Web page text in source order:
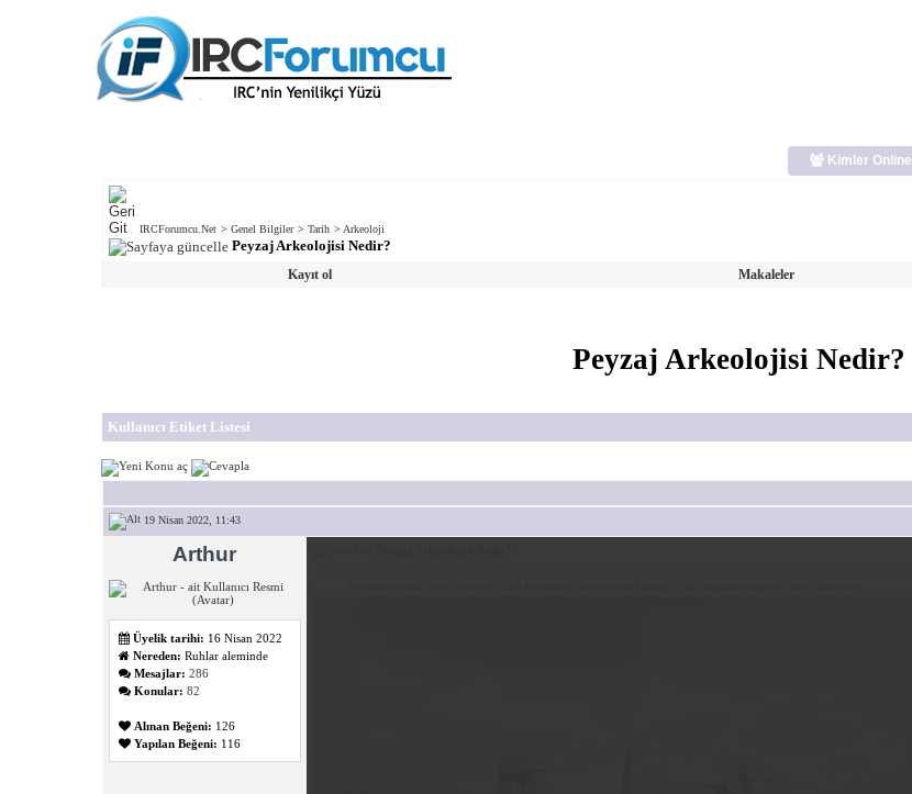
Kimler Online
IRCForumcu.Net > Genel Bilgiler > Tarih > Arkeoloji
Peyzaj Arkeolojisi Nedir?
Kayıt ol Makaleler
Peyzaj Arkeolojisi Nedir?
Kullanıcı Etiket Listesi
19 Nisan 2022, 11:43
Arthur
Üyelik tarihi: 16 Nisan 2022
Nereden: Ruhlar aleminde
Mesajlar: 286
Konular: 82
Alınan Beğeni: 126
Yapılan Beğeni: 116